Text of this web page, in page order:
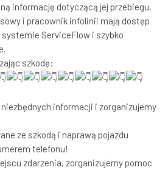
informację dotyczącą jej przebiegu,
i pracownik infolinii mają dostęp
ServiceFlow i szybko
szkodę:
informacji i zorganizujemy
ze szkodą i naprawą pojazdu
telefonu!
zdarzenia, zorganizujemy pomoc